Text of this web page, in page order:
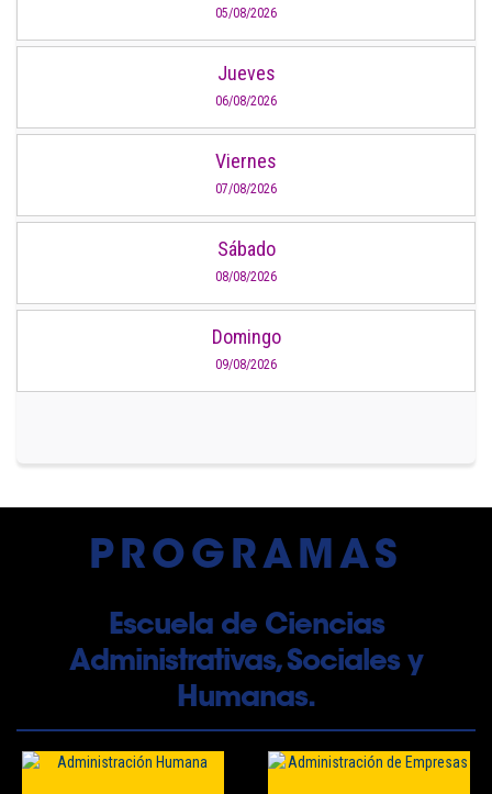
05/08/2026
Jueves
06/08/2026
Viernes
07/08/2026
Sábado
08/08/2026
Domingo
09/08/2026
PROGRAMAS
Escuela de Ciencias
Administrativas, Sociales y
Humanas.